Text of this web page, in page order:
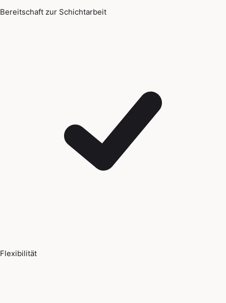
Bereitschaft zur Schichtarbeit
Flexibilität